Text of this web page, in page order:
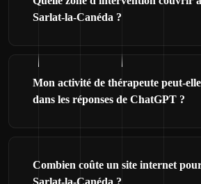
Sarlat-la-Canéda ?
Mon activité de thérapeute peut-
dans les réponses de ChatGPT ?
Combien coûte un site internet
Sarlat-la-Canéda ?